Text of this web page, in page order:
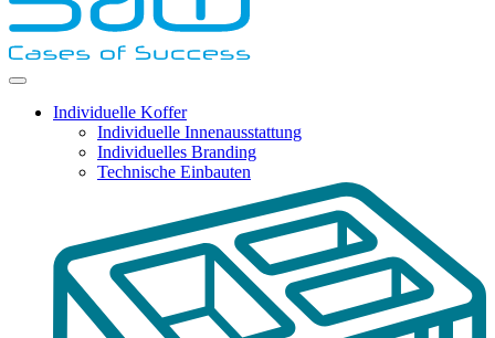
Individuelle Koffer
Individuelle Innenausstattung
Individuelles Branding
Technische Einbauten